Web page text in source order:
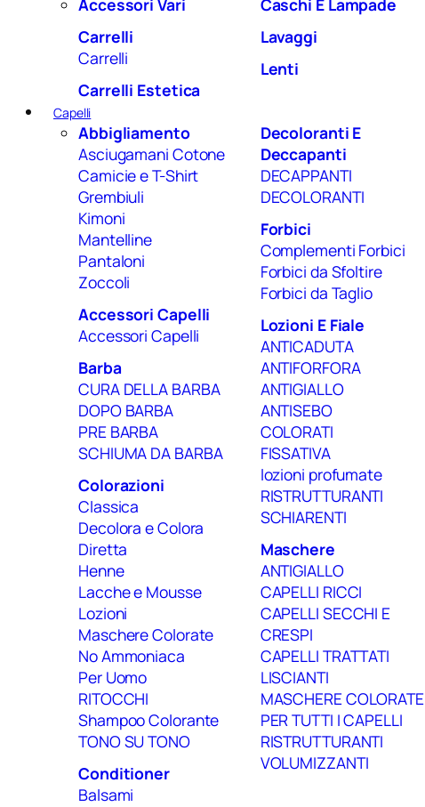
Accessori Vari
Carrelli
Carrelli
Carrelli Estetica
Caschi E Lampade
Lavaggi
Lenti
Capelli
Abbigliamento
Asciugamani Cotone
Camicie e T-Shirt
Grembiuli
Kimoni
Mantelline
Pantaloni
Zoccoli
Accessori Capelli
Accessori Capelli
Barba
CURA DELLA BARBA
DOPO BARBA
PRE BARBA
SCHIUMA DA BARBA
Colorazioni
Classica
Decolora e Colora
Diretta
Henne
Lacche e Mousse
Lozioni
Maschere Colorate
No Ammoniaca
Per Uomo
RITOCCHI
Shampoo Colorante
TONO SU TONO
Conditioner
Balsami
Decoloranti E
Deccapanti
DECAPPANTI
DECOLORANTI
Forbici
Complementi Forbici
Forbici da Sfoltire
Forbici da Taglio
Lozioni E Fiale
ANTICADUTA
ANTIFORFORA
ANTIGIALLO
ANTISEBO
COLORATI
FISSATIVA
lozioni profumate
RISTRUTTURANTI
SCHIARENTI
Maschere
ANTIGIALLO
CAPELLI RICCI
CAPELLI SECCHI E
CRESPI
CAPELLI TRATTATI
LISCIANTI
MASCHERE COLORATE
PER TUTTI I CAPELLI
RISTRUTTURANTI
VOLUMIZZANTI